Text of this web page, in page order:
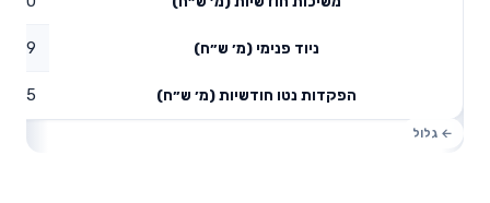
ניוד פנימי (מ׳ ש״ח) 0.99
הפקדות נטו חודשיות (מ׳ ש״ח) 1.05